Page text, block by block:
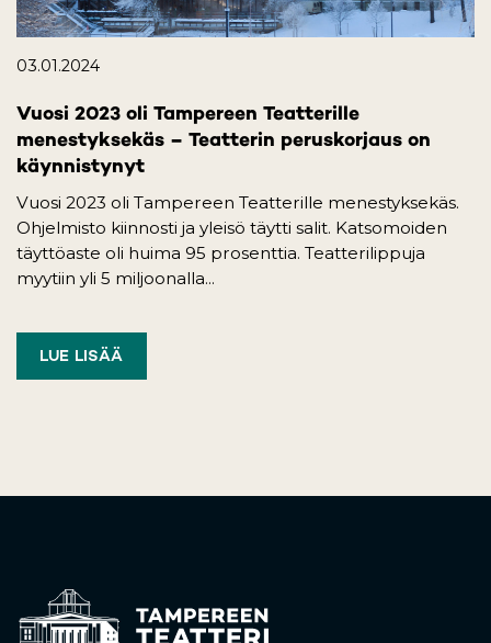
03.01.2024
Vuosi 2023 oli Tampereen Teatterille
menestyksekäs – Teatterin peruskorjaus on
käynnistynyt
Vuosi 2023 oli Tampereen Teatterille menestyksekäs.
Ohjelmisto kiinnosti ja yleisö täytti salit. Katsomoiden
täyttöaste oli huima 95 prosenttia. Teatterilippuja
myytiin yli 5 miljoonalla...
LUE LISÄÄ